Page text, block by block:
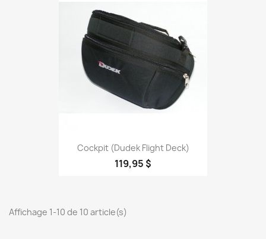
Cockpit (Dudek Flight Deck)
119,95 $
Affichage 1-10 de 10 article(s)